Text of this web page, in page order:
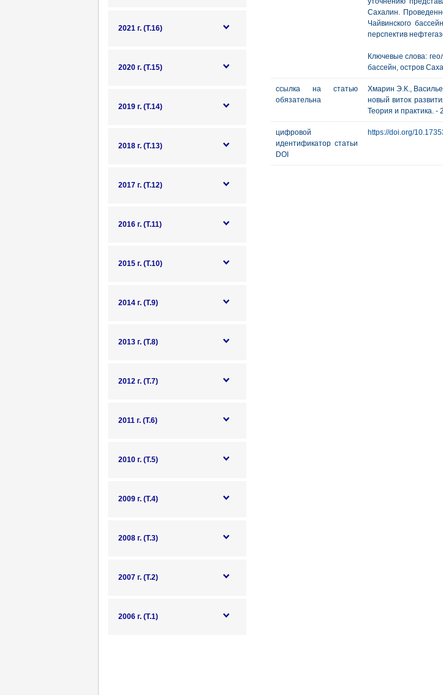
2021 г. (Т.16)
2020 г. (Т.15)
2019 г. (Т.14)
2018 г. (Т.13)
2017 г. (Т.12)
2016 г. (Т.11)
2015 г. (Т.10)
2014 г. (Т.9)
2013 г. (Т.8)
2012 г. (Т.7)
2011 г. (Т.6)
2010 г. (Т.5)
2009 г. (Т.4)
2008 г. (Т.3)
2007 г. (Т.2)
2006 г. (Т.1)
Сахалин.
Чайвинского
перспектив
Ключевые слова:
бассейн, остров
ссылка на статью
обязательна
Хмарин Э.К.,
новый виток
Теория и практика. -
цифровой
идентификатор статьи
DOI
https://doi.org/